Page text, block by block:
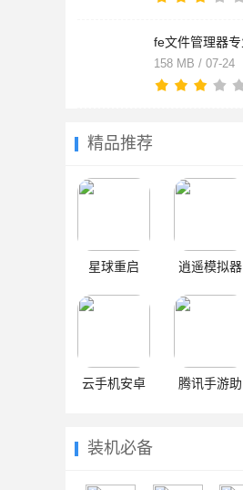
158 MB / 07-24
精品推荐
星球重启 逍遥模拟器
云手机安卓 腾讯手游助
装机必备